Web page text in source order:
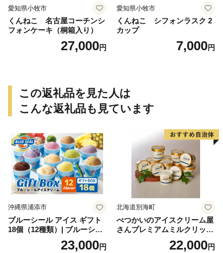
愛知県小牧市
くんねこ 名古屋コーチンシ
フォンケーキ（桐箱入り）
27,000円
愛知県小牧市
くんねこ シフォンラスク 2
カップ
7,000円
この返礼品を見た人は
こんな返礼品も見ています
沖縄県浦添市
ブルーシール アイス ギフト
18個（12種類）| ブルーシー
ルアイス ブルーシールアイ
スクリーム 着日指定可能 送
23,000円
北海道別海町
べつかいのアイスクリーム屋
さんプレミアムミルクリッチ
12個（AP-01）（ 北海道アイ
ス 北海道産アイス アイス ア
22,000円